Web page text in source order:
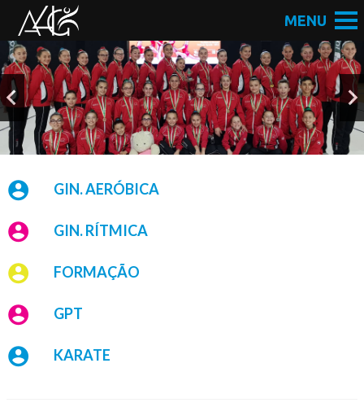
GIN. AERÓBICA
GIN. RÍTMICA
FORMAÇÃO
GPT
KARATE